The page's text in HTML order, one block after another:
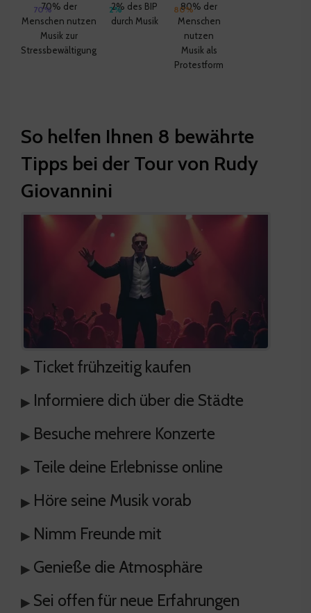
70%
70% der
Menschen nutzen
Musik zur
Stressbewältigung
2%
2% des BIP
durch Musik
80%
80% der
Menschen
nutzen
Musik als
Protestform
So helfen Ihnen 8 bewährte
Tipps bei der Tour von Rudy
Giovannini
▸ Ticket frühzeitig kaufen
▸ Informiere dich über die Städte
▸ Besuche mehrere Konzerte
▸ Teile deine Erlebnisse online
▸ Höre seine Musik vorab
▸ Nimm Freunde mit
▸ Genieße die Atmosphäre
▸ Sei offen für neue Erfahrungen